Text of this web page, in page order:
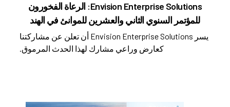
Envision Enterprise Solutions: الرعاة الفخورون
للمؤتمر السنوي الثاني والعشرين للموانئ في الهند
يسر Envision Enterprise Solutions أن تعلن عن مشاركتنا
كعارض وراعي مشارك لهذا الحدث المرموق.